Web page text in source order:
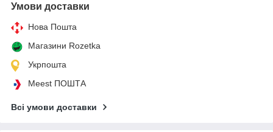
Умови доставки
Нова Пошта
Магазини Rozetka
Укрпошта
Meest ПОШТА
Всі умови доставки